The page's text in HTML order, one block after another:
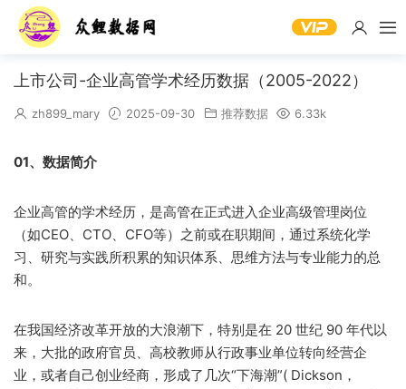
上市公司-企业高管学术经历数据（2005-2022）
zh899_mary 2025-09-30 推荐数据 6.33k
01、数据简介
企业高管的学术经历，是高管在正式进入企业高级管理岗位
（如CEO、CTO、CFO等）之前或在职期间，通过系统化学
习、研究与实践所积累的知识体系、思维方法与专业能力的总
和。
在我国经济改革开放的大浪潮下，特别是在 20 世纪 90 年代以
来，大批的政府官员、高校教师从行政事业单位转向经营企
业，或者自己创业经商，形成了几次“下海潮”( Dickson，